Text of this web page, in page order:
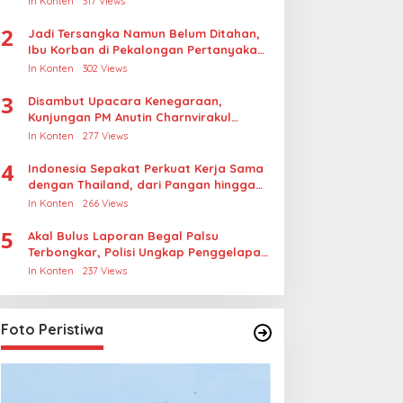
2
Jadi Tersangka Namun Belum Ditahan,
Ibu Korban di Pekalongan Pertanyakan
Keseriusan Polisi Tangani Kasus
In Konten 302 Views
3
Disambut Upacara Kenegaraan,
Kunjungan PM Anutin Charnvirakul
Perkuat Hubungan Indonesia-Thailand
In Konten 277 Views
4
Indonesia Sepakat Perkuat Kerja Sama
dengan Thailand, dari Pangan hingga
Ekonomi Digital
In Konten 266 Views
5
Akal Bulus Laporan Begal Palsu
Terbongkar, Polisi Ungkap Penggelapan
Uang Perusahaan untuk Crypto
In Konten 237 Views
Foto Peristiwa